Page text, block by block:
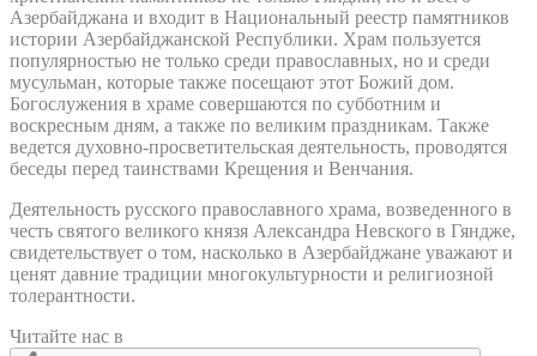
Азербайджана и входит в Национальный реестр памятников
истории Азербайджанской Республики. Храм пользуется
популярностью не только среди православных, но и среди
мусульман, которые также посещают этот Божий дом.
Богослужения в храме совершаются по субботним и
воскресным дням, а также по великим праздникам. Также
ведется духовно-просветительская деятельность, проводятся
беседы перед таинствами Крещения и Венчания.
Деятельность русского православного храма, возведенного в
честь святого великого князя Александра Невского в Гяндже,
свидетельствует о том, насколько в Азербайджане уважают и
ценят давние традиции многокультурности и религиозной
толерантности.
Читайте нас в